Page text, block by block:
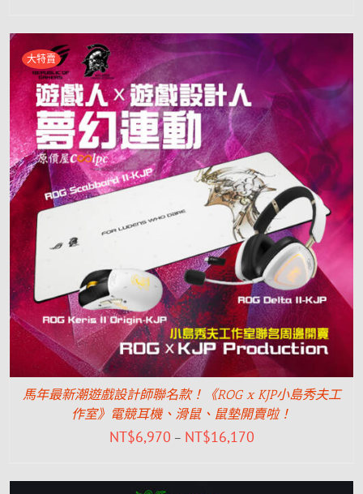
大特賣
馬年最新潮遊戲設計師聯名款！《ROG x KJP小島秀夫工
作室》電競耳機、滑鼠、鼠墊開賣啦！
NT$6,970 – NT$16,170